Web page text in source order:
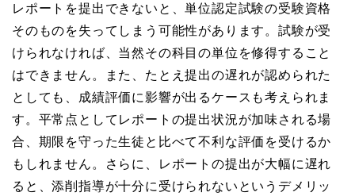
レポートを提出できないと、単位認定試験の受験資格
そのものを失ってしまう可能性があります。試験が受
けられなければ、当然その科目の単位を修得すること
はできません。また、たとえ提出の遅れが認められた
としても、成績評価に影響が出るケースも考えられま
す。平常点としてレポートの提出状況が加味される場
合、期限を守った生徒と比べて不利な評価を受けるか
もしれません。さらに、レポートの提出が大幅に遅れ
ると、添削指導が十分に受けられないというデメリッ